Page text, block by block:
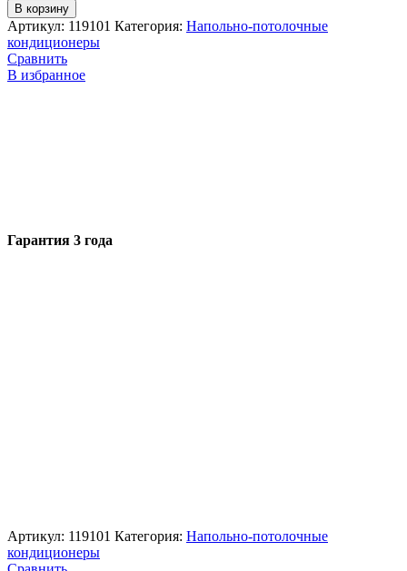
В корзину
Артикул: 119101 Категория: Напольно-потолочные
кондиционеры
Сравнить
В избранное
Гарантия 3 года
Артикул: 119101 Категория: Напольно-потолочные
кондиционеры